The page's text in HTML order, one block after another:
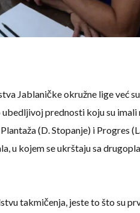
Jablaničke okružne lige već
prednosti koju su imali
(D. Stopanje) i Progres
u kojem se ukrštaju sa
takmičenja, jeste to što su